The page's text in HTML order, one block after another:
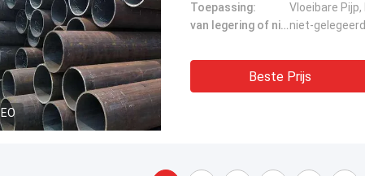
Toepassing:
van legering of niet:niet-gelegeerd
Beste Prijs